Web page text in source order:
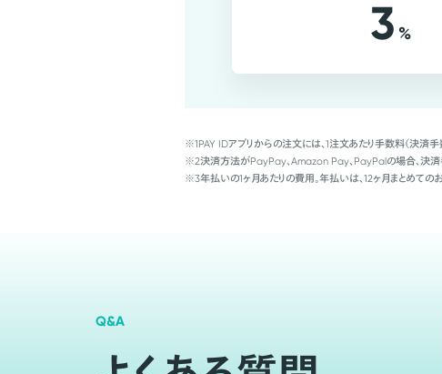
3 %
※1PAY IDアプリからの注文には、1注文あたり手数料（決済
※2決済方法がPayPay、Amazon Pay、PayPalの場合、決
※3年払いの1ヶ月あたりの費用。年払いは、12ヶ月まとめての
Q&A